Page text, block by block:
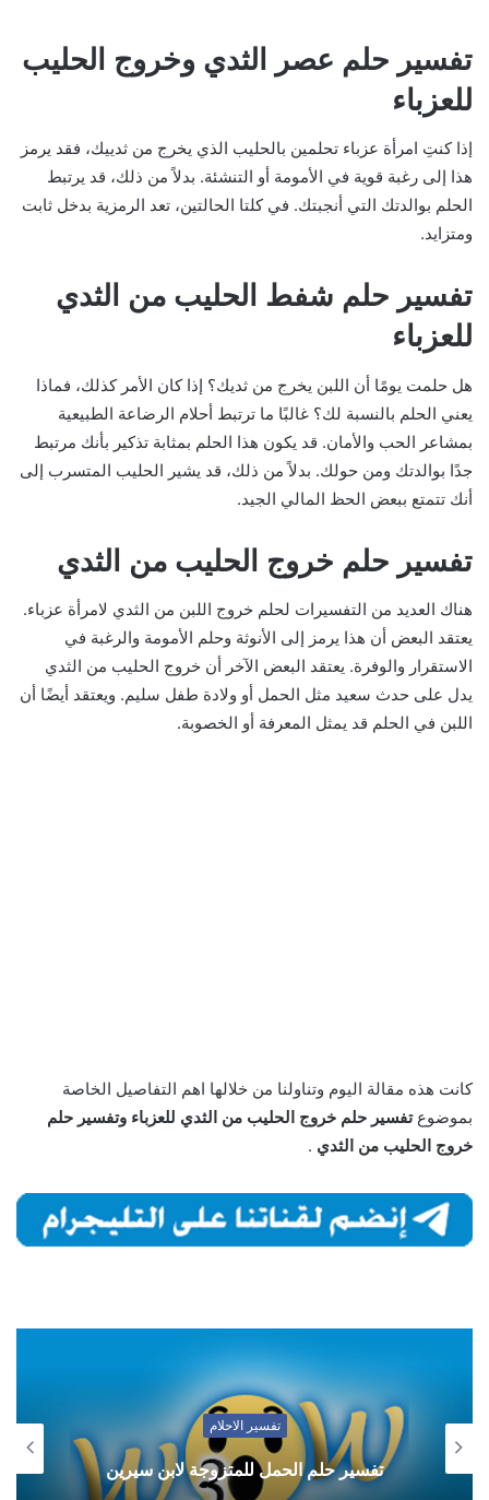
تفسير حلم عصر الثدي وخروج الحليب
للعزباء
إذا كنتِ امرأة عزباء تحلمين بالحليب الذي يخرج من ثدييك، فقد يرمز
هذا إلى رغبة قوية في الأمومة أو التنشئة. بدلاً من ذلك، قد يرتبط
الحلم بوالدتك التي أنجبتك. في كلتا الحالتين، تعد الرمزية بدخل ثابت
ومتزايد.
تفسير حلم شفط الحليب من الثدي
للعزباء
هل حلمت يومًا أن اللبن يخرج من ثديك؟ إذا كان الأمر كذلك، فماذا
يعني الحلم بالنسبة لك؟ غالبًا ما ترتبط أحلام الرضاعة الطبيعية
بمشاعر الحب والأمان. قد يكون هذا الحلم بمثابة تذكير بأنك مرتبط
جدًا بوالدتك ومن حولك. بدلاً من ذلك، قد يشير الحليب المتسرب إلى
أنك تتمتع ببعض الحظ المالي الجيد.
تفسير حلم خروج الحليب من الثدي
هناك العديد من التفسيرات لحلم خروج اللبن من الثدي لامرأة عزباء.
يعتقد البعض أن هذا يرمز إلى الأنوثة وحلم الأمومة والرغبة في
الاستقرار والوفرة. يعتقد البعض الآخر أن خروج الحليب من الثدي
يدل على حدث سعيد مثل الحمل أو ولادة طفل سليم. ويعتقد أيضًا أن
اللبن في الحلم قد يمثل المعرفة أو الخصوبة.
كانت هذه مقالة اليوم وتناولنا من خلالها اهم التفاصيل الخاصة
بموضوعتفسير حلم خروج الحليب من الثدي للعزباء وتفسير حلم
خروج الحليب من الثدي .
تفسير الاحلام
تفسير حلم الحمل للمتزوجة لابن سيرين